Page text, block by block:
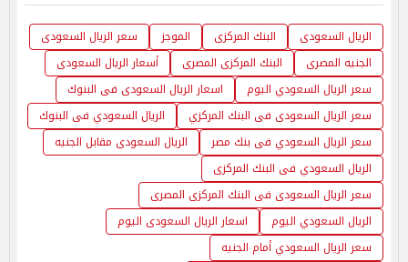
الريال السعودى البنك المركزى الموجز
سعر الريال السعودى
الجنيه المصرى
البنك المركزى المصرى
أسعار الريال السعودى
سعر الريال السعودي اليوم
اسعار الريال السعودى فى البنوك
سعر الريال السعودى فى البنك المركزي
الريال السعودي فى البنوك
سعر الريال السعودي فى بنك مصر
الريال السعودى مقابل الجنيه
الريال السعودي فى البنك المركزى
سعر الريال السعودى فى البنك المركزى المصرى
الريال السعودي اليوم
اسعار الريال السعودى اليوم
سعر الريال السعودي أمام الجنيه